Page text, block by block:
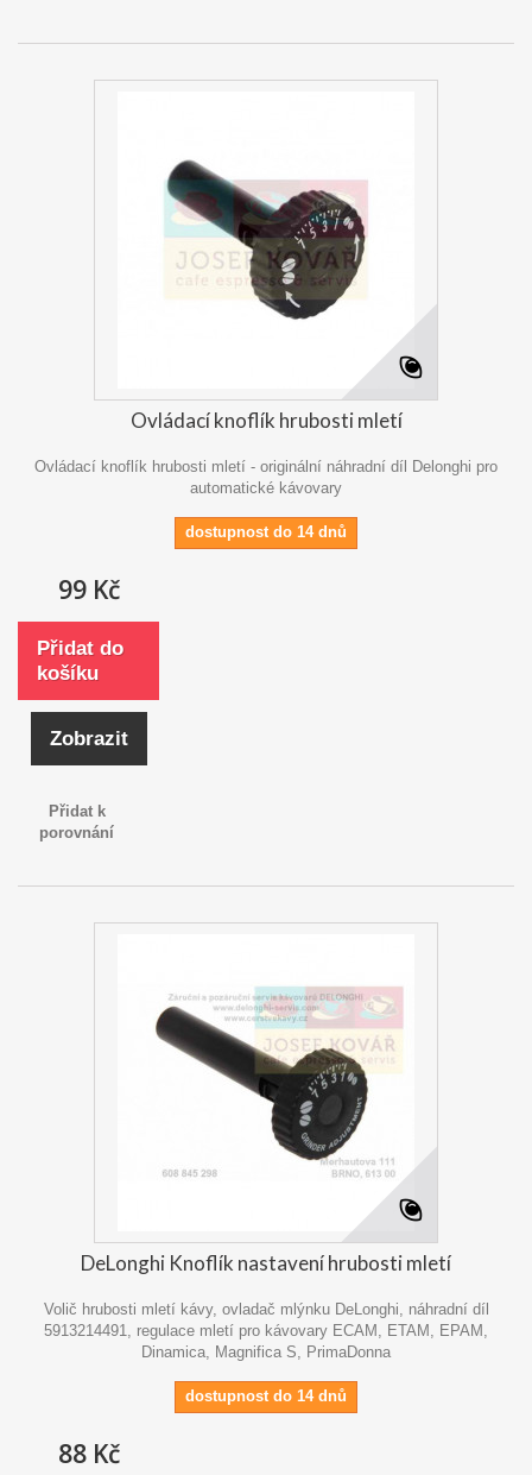
Ovládací knoflík hrubosti mletí
Ovládací knoflík hrubosti mletí - originální náhradní díl Delonghi pro
automatické kávovary
dostupnost do 14 dnů
99 Kč
Přidat do
košíku
Zobrazit
Přidat k
porovnání
DeLonghi Knoflík nastavení hrubosti mletí
Volič hrubosti mletí kávy, ovladač mlýnku DeLonghi, náhradní díl
5913214491, regulace mletí pro kávovary ECAM, ETAM, EPAM,
Dinamica, Magnifica S, PrimaDonna
dostupnost do 14 dnů
88 Kč